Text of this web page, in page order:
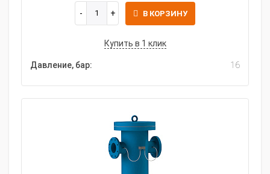
В КОРЗИНУ
Купить в 1 клик
Давление, бар: 16